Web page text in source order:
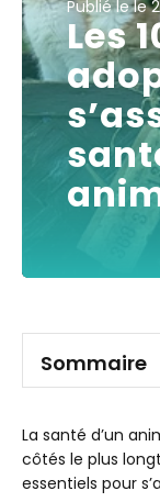
Publié lele
Les
Sommaire
2. La peau, un
3. Lui brosser
4. Un appétit
La santé d’un
côtés le plus
essentiels pour